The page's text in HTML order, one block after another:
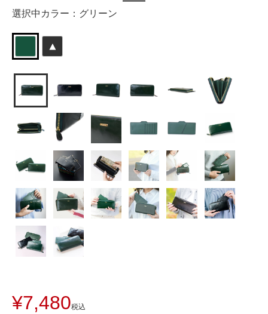
選択中カラー： グリーン
▲
¥7,480税込